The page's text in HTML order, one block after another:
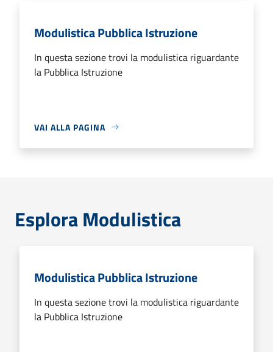
Modulistica Pubblica Istruzione
In questa sezione trovi la modulistica riguardante
la Pubblica Istruzione
VAI ALLA PAGINA
Esplora Modulistica
Modulistica Pubblica Istruzione
In questa sezione trovi la modulistica riguardante
la Pubblica Istruzione